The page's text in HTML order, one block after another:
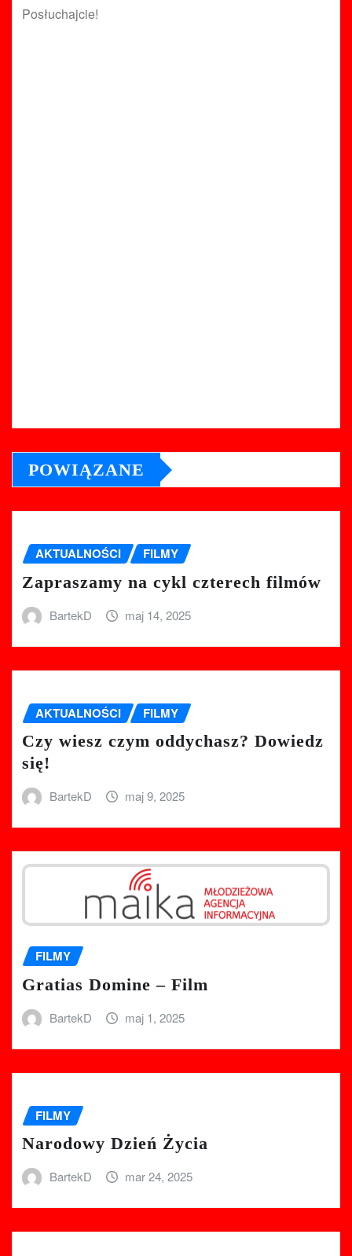
Posłuchajcie!
POWIĄZANE
AKTUALNOŚCI FILMY
Zapraszamy na cykl czterech filmów
BartekD maj 14, 2025
AKTUALNOŚCI FILMY
Czy wiesz czym oddychasz? Dowiedz
się!
BartekD maj 9, 2025
FILMY
Gratias Domine – Film
BartekD maj 1, 2025
FILMY
Narodowy Dzień Życia
BartekD mar 24, 2025